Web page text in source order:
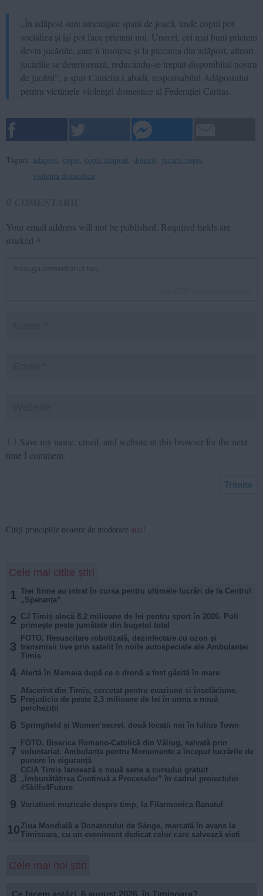
„În adăpost sunt amenajate spații de joacă, unde copiii pot
socializa și își pot face prieteni noi. Uneori, cei mai buni prieteni
devin jucăriile, care îi însoțesc și la plecarea din adăpost, alteori
jucăriile se deteriorează, reducându-se treptat disponibilul nostru
de jucării”, a spus Camelia Labadi, responsabilul Adăpostului
pentru victimele violenței domestice al Federației Caritas.
Taguri: adapost copii copii adapost donatii jucarii copii
violenta domestica
Your email address will not be published. Required fields are
marked *
Save my name, email, and website in this browser for the next
time I comment.
Citiți principiile noastre de moderare aici !
Cele mai citite știri
1 Trei firme au intrat în cursa pentru ultimele lucrări de la Centrul
„Speranța”
2 CJ Timiș alocă 8,2 milioane de lei pentru sport în 2026. Poli
primește peste jumătate din bugetul total
3
FOTO. Resuscitare robotizată, dezinfectare cu ozon și
transmisii live prin satelit în noile autospeciale ale Ambulanței
Timiș
4 Alertă în Mamaia după ce o dronă a fost găsită în mare
5
Afacerist din Timiș, cercetat pentru evaziune și înșelăciune.
Prejudiciu de peste 2,3 milioane de lei în urma a nouă
percheziții
6 Springfield și Women'secret, două locații noi în Iulius Town
7
FOTO. Biserica Romano-Catolică din Văliug, salvată prin
voluntariat. Ambulanța pentru Monumente a început lucrările de
punere în siguranță
8
CCIA Timiș lansează o nouă serie a cursului gratuit
„Îmbunătățirea Continuă a Proceselor” în cadrul proiectului
#Skills4Future
9 Variațiuni muzicale despre timp, la Filarmonica Banatul
10 Ziua Mondială a Donatorului de Sânge, marcată în avans la
Timișoara, cu un eveniment dedicat celor care salvează vieți
Cele mai noi știri
Ce facem astăzi, 6 august 2026, în Timișoara?